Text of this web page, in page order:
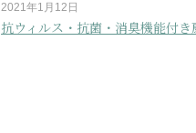
2021年1月12日
抗ウィルス・抗菌・消臭機能付き